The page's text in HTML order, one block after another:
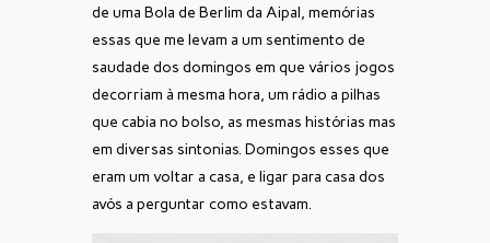
de uma Bola de Berlim da Aipal, memórias
essas que me levam a um sentimento de
saudade dos domingos em que vários jogos
decorriam à mesma hora, um rádio a pilhas
que cabia no bolso, as mesmas histórias mas
em diversas sintonias. Domingos esses que
eram um voltar a casa, e ligar para casa dos
avós a perguntar como estavam.